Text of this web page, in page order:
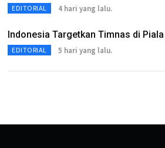
EDITORIAL 4 hari yang lalu.
Indonesia Targetkan Timnas di
EDITORIAL 5 hari yang lalu.